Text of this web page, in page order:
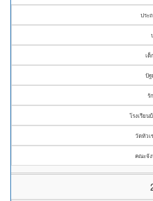
ประ
เด็
ปัฐ
รั
โรงเรียน
วัดหัวเ
คณะจั